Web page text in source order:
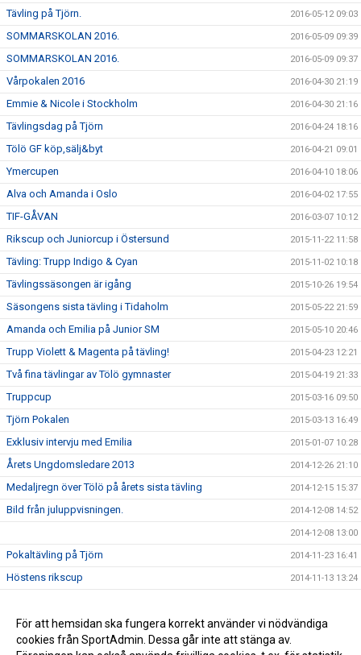
Tävling på Tjörn. 2016-05-12 09:03
SOMMARSKOLAN 2016. 2016-05-09 09:39
SOMMARSKOLAN 2016. 2016-05-09 09:37
Vårpokalen 2016 2016-04-30 21:19
Emmie & Nicole i Stockholm 2016-04-30 21:16
Tävlingsdag på Tjörn 2016-04-24 18:16
Tölö GF köp,sälj&byt 2016-04-21 09:01
Ymercupen 2016-04-10 18:06
Alva och Amanda i Oslo 2016-04-02 17:55
TIF-GÅVAN 2016-03-07 10:12
Rikscup och Juniorcup i Östersund 2015-11-22 11:58
Tävling: Trupp Indigo & Cyan 2015-11-02 10:18
Tävlingssäsongen är igång 2015-10-26 19:54
Säsongens sista tävling i Tidaholm 2015-05-22 21:59
Amanda och Emilia på Junior SM 2015-05-10 20:46
Trupp Violett & Magenta på tävling! 2015-04-23 12:21
Två fina tävlingar av Tölö gymnaster 2015-04-19 21:33
Truppcup 2015-03-16 09:50
Tjörn Pokalen 2015-03-13 16:49
Exklusiv intervju med Emilia 2015-01-07 10:28
Årets Ungdomsledare 2013 2014-12-26 21:10
Medaljregn över Tölö på årets sista tävling 2014-12-15 15:37
Bild från juluppvisningen. 2014-12-08 14:52
2014-12-08 13:00
Pokaltävling på Tjörn 2014-11-23 16:41
Höstens rikscup 2014-11-13 13:24
Jubileumstävling i Aranäshallen 2014-10-09 11:21
Trupp 3 Dubbelt silver i Falkenberg ! 2014-10-09 10:17
För att hemsidan ska fungera korrekt använder vi nödvändiga
cookies från SportAdmin. Dessa går inte att stänga av.